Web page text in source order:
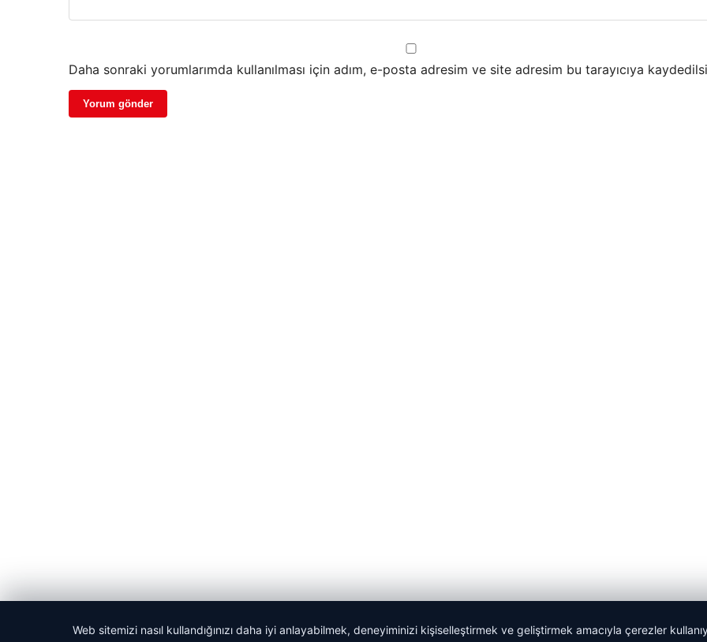
Daha sonraki yorumlarımda kullanılması için adım, e-posta adresim ve site adresim bu tarayıcıya
© 2026 Kitap Oku – Güncel Haberler
Web sitemizi nasıl kullandığınızı daha iyi anlayabilmek, deneyiminizi kişiselleştirmek ve geliştirmek amacıyla çerezler